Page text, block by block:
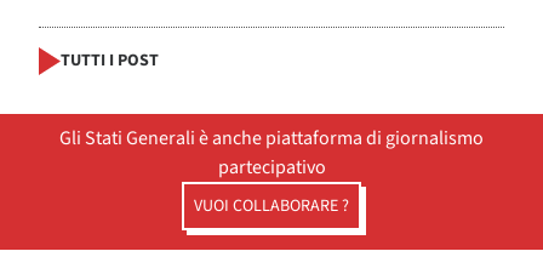
TUTTI I POST
Gli Stati Generali è anche piattaforma di giornalismo
partecipativo
VUOI COLLABORARE ?